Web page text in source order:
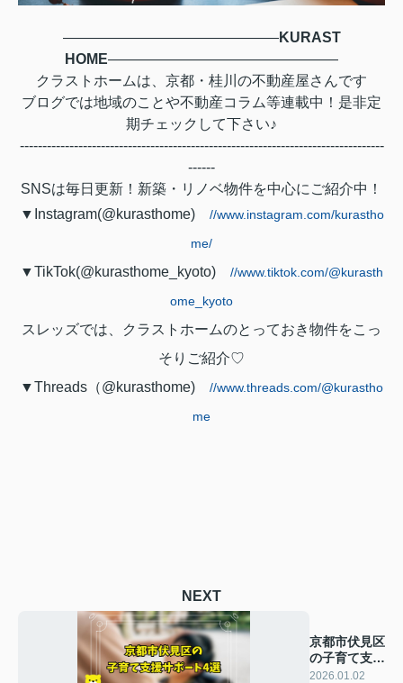
―――――――――――――――KURAST
HOME――――――――――――――――
クラストホームは、京都・桂川の不動産屋さんです
ブログでは地域のことや不動産コラム等連載中！是非定
期チェックして下さい♪
---------------------------------------------------------------------------------
------
SNSは毎日更新！新築・リノベ物件を中心にご紹介中！
▼Instagram(@kurasthome) //www.instagram.com/kurastho
me/
▼TikTok(@kurasthome_kyoto) //www.tiktok.com/@kurasth
ome_kyoto
スレッズでは、クラストホームのとっておき物件をこっ
そりご紹介♡
▼Threads（@kurasthome) //www.threads.com/@kurastho
me
NEXT
京都市伏見区
の子育て支援
サポート4
2026.01.02